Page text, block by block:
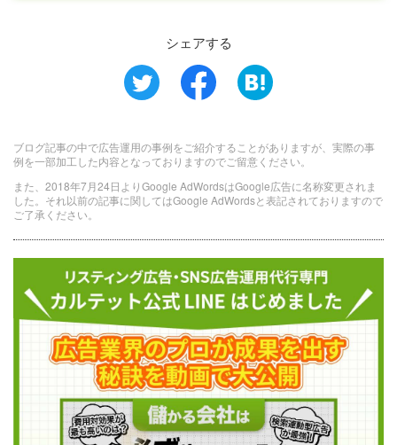
シェアする
ブログ記事の中で広告運用の事例をご紹介することがありますが、実際の事
例を一部加工した内容となっておりますのでご留意ください。
また、2018年7月24日よりGoogle AdWordsはGoogle広告に名称変更されま
した。それ以前の記事に関してはGoogle AdWordsと表記されておりますので
ご了承ください。